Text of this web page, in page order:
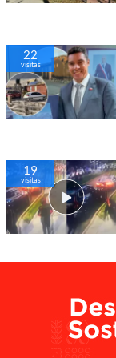
22
visitas
19
visitas